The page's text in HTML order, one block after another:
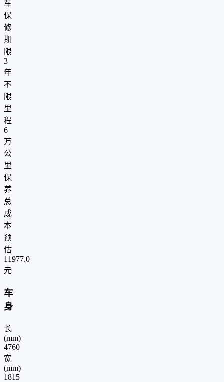
车
保
修
期
限
3
年
不
限
里
程
6
万
公
里
保
养
总
成
本
预
估
11977.0
元
车
身
长
(mm)
4760
宽
(mm)
1815